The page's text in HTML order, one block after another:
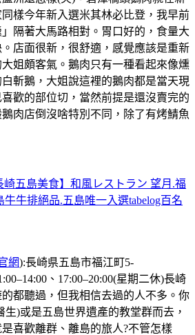
樣今年新入選米其林必比登，我早前
隔著大馬路相對。胃口好的，食量大
店面很新，很舒適，感覺應該是重新
姐頗客氣。鵝肉只有一種看起來像燻
斬鵝，大姐說這裡的鵝肉都是當天現
歡的部位切，當然前提是還沒賣完的
肉店倒沒啥特別不同，除了有烤鯖魚
崎五島美食】和風レストラン 望月.福
牛排絕品.五島唯一入選tabelog百名
網):長崎県五島市福江町5-
、17:00–20:00(星期二休)長崎
都聽過，但我相信去過的人不多。你
)或是五島世界遺產的教堂群而去，
喜歡離群、離島的旅人?不管怎樣